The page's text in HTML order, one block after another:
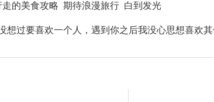
的美食攻略 期待浪漫旅行 白到发光
想过要喜欢一个人，遇到你之后我没心思想喜欢其